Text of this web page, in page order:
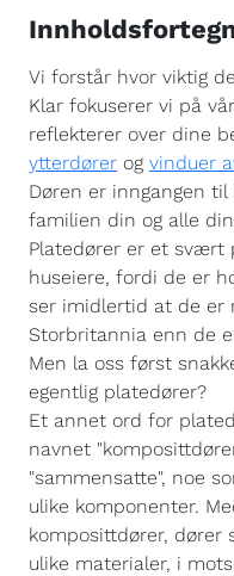
Vi forstår hvor viktig
Klar fokuserer vi på
reflekterer over dine
ytterdører og vinduer
Døren er inngangen
familien din og alle
Platedører er et svært
huseiere, fordi de er
ser imidlertid at de er
Storbritannia enn de
Men la oss først
egentlig platedører?
Et annet ord for
navnet
"sammensatte", noe
ulike komponenter.
komposittdører, dører
ulike materialer, i